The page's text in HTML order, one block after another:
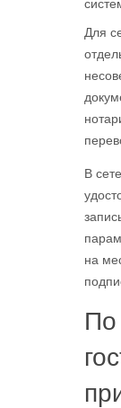
Для
В
на
По